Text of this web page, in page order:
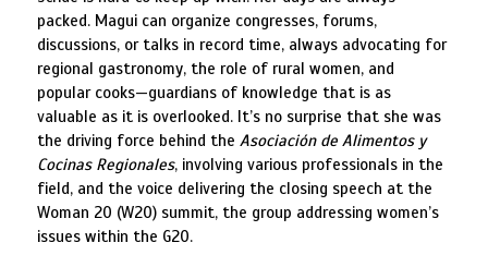
packed. Magui can organize congresses, forums,
discussions, or talks in record time, always advocating for
regional gastronomy, the role of rural women, and
popular cooks—guardians of knowledge that is as
valuable as it is overlooked. It’s no surprise that she was
the driving force behind the Asociación de Alimentos y
Cocinas Regionales, involving various professionals in the
field, and the voice delivering the closing speech at the
Woman 20 (W20) summit, the group addressing women’s
issues within the G20.